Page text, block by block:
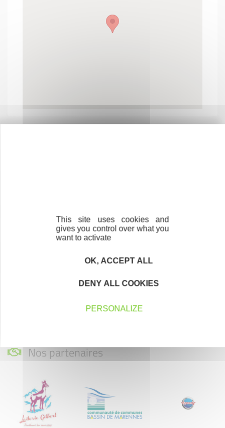
Trouvez à qui vous adresser
Nos partenaires
This site uses cookies and
gives you control over what you
want to activate
OK, ACCEPT ALL
DENY ALL COOKIES
PERSONALIZE